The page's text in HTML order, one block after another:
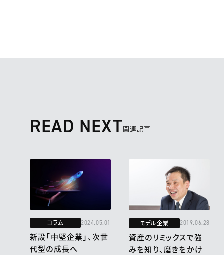
READ NEXT関連記事
コラム 2024.05.01
新設「中堅企業」、次世
代型の成長へ
モデル企業 2019.06.28
資産のリミックスで強
みを知り、磨きをかけ